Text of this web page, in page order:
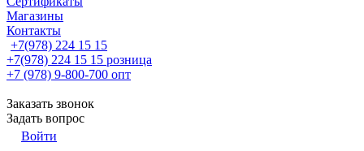
Магазины
Контакты
+7(978) 224 15 15
+7(978) 224 15 15 розница
+7 (978) 9-800-700 опт
Заказать звонок
Задать вопрос
Войти